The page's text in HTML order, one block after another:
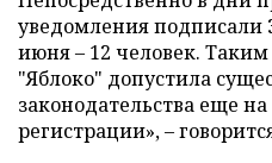
уведомления подписали
июня – 12 человек.
"Яблоко" допустила
законодательства еще
регистрации», –